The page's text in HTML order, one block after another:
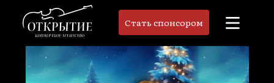
Стать спонсором